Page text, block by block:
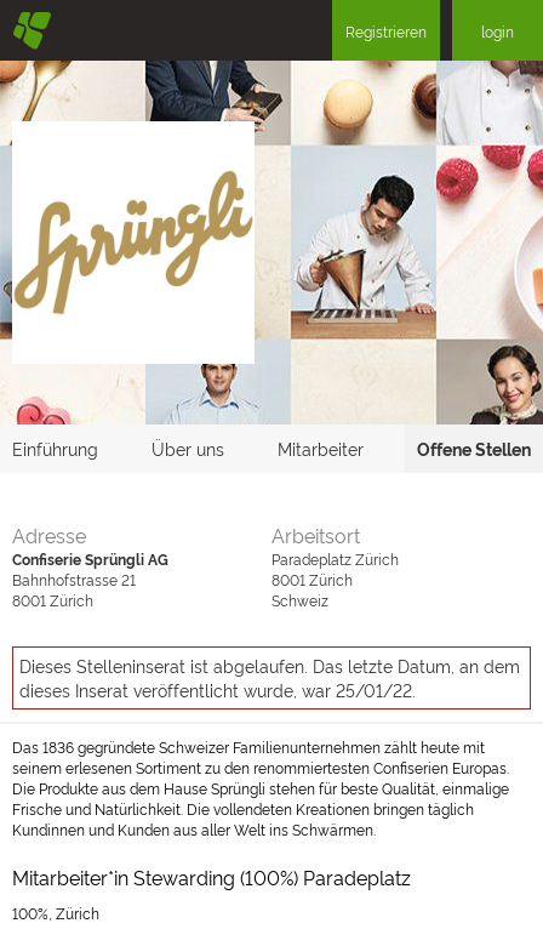
§ Registrieren login
Einführung Über uns Mitarbeiter Offene Stellen
Adresse
Confiserie Sprüngli AG
Bahnhofstrasse 21
8001 Zürich
Arbeitsort
Paradeplatz Zürich
8001 Zürich
Schweiz
Dieses Stelleninserat ist abgelaufen. Das letzte Datum, an dem
dieses Inserat veröffentlicht wurde, war 25/01/22.
Das 1836 gegründete Schweizer Familienunternehmen zählt heute mit
seinem erlesenen Sortiment zu den renommiertesten Confiserien Europas.
Die Produkte aus dem Hause Sprüngli stehen für beste Qualität, einmalige
Frische und Natürlichkeit. Die vollendeten Kreationen bringen täglich
Kundinnen und Kunden aus aller Welt ins Schwärmen.
Mitarbeiter*in Stewarding (100%) Paradeplatz
100%, Zürich